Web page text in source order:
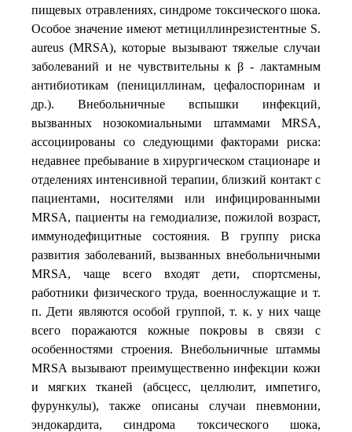
пищевых отравлениях, синдроме токсического шока.
Особое значение имеют метициллинрезистентные S.
аureus (MRSA), которые вызывают тяжелые случаи
заболеваний и не чувствительны к β - лактамным
антибиотикам (пенициллинам, цефалоспоринам и
др.). Внебольничные вспышки инфекций,
вызванных нозокомиальными штаммами MRSA,
ассоциированы со следующими факторами риска:
недавнее пребывание в хирургическом стационаре и
отделениях интенсивной терапии, близкий контакт с
пациентами, носителями или инфицированными
MRSA, пациенты на гемодиализе, пожилой возраст,
иммунодефицитные состояния. В группу риска
развития заболеваний, вызванных внебольничными
MRSA, чаще всего входят дети, спортсмены,
работники физического труда, военнослужащие и т.
п. Дети являются особой группой, т. к. у них чаще
всего поражаются кожные покровы в связи с
особенностями строения. Внебольничные штаммы
MRSA вызывают преимущественно инфекции кожи
и мягких тканей (абсцесс, целлюлит, импетиго,
фурункулы), также описаны случаи пневмонии,
эндокардита, синдрома токсического шока,